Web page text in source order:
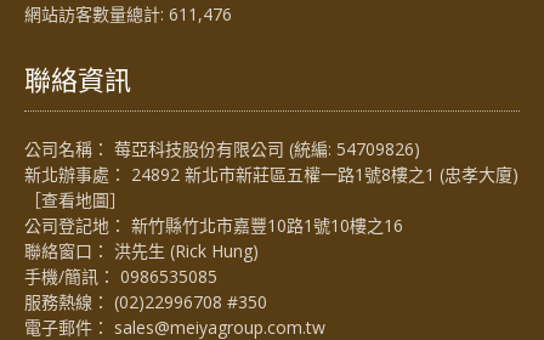
網站訪客數量總計: 611,476
聯絡資訊
公司名稱： 莓亞科技股份有限公司 (統編: 54709826)
新北辦事處： 24892 新北市新莊區五權一路1號8樓之1 (忠孝大廈)
［查看地圖］
公司登記地： 新竹縣竹北市嘉豐10路1號10樓之16
聯絡窗口： 洪先生 (Rick Hung)
手機/簡訊： 0986535085
服務熱線： (02)22996708 #350
電子郵件： sales@meiyagroup.com.tw